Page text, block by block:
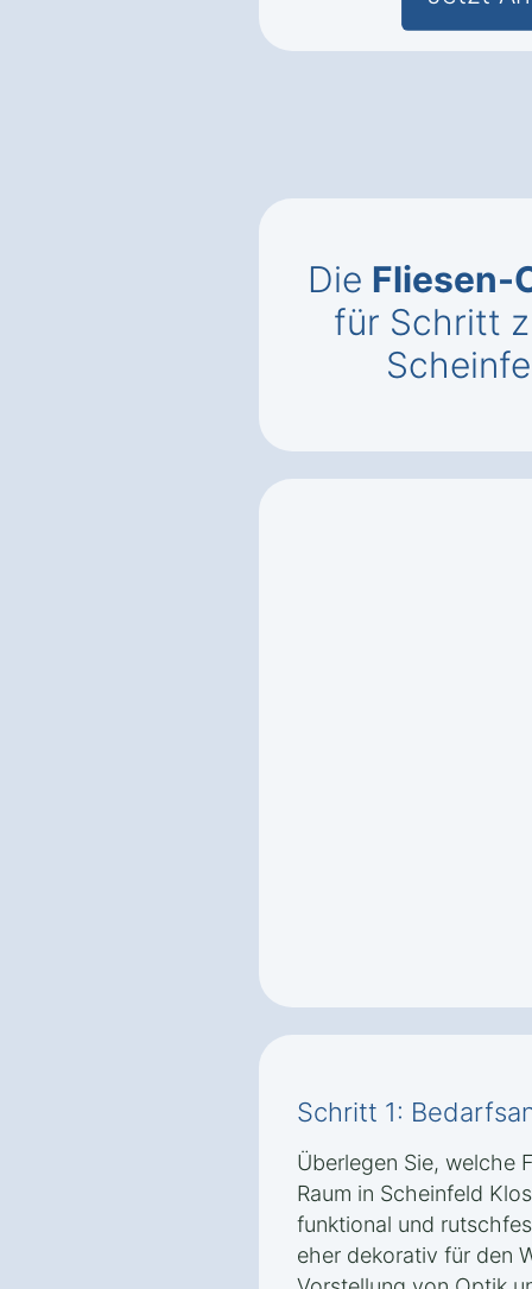
Die Fliesen-
für Schritt
Schritt 1:
Überlegen Sie, welche
Raum in Scheinfeld
funktional und
eher dekorativ für den